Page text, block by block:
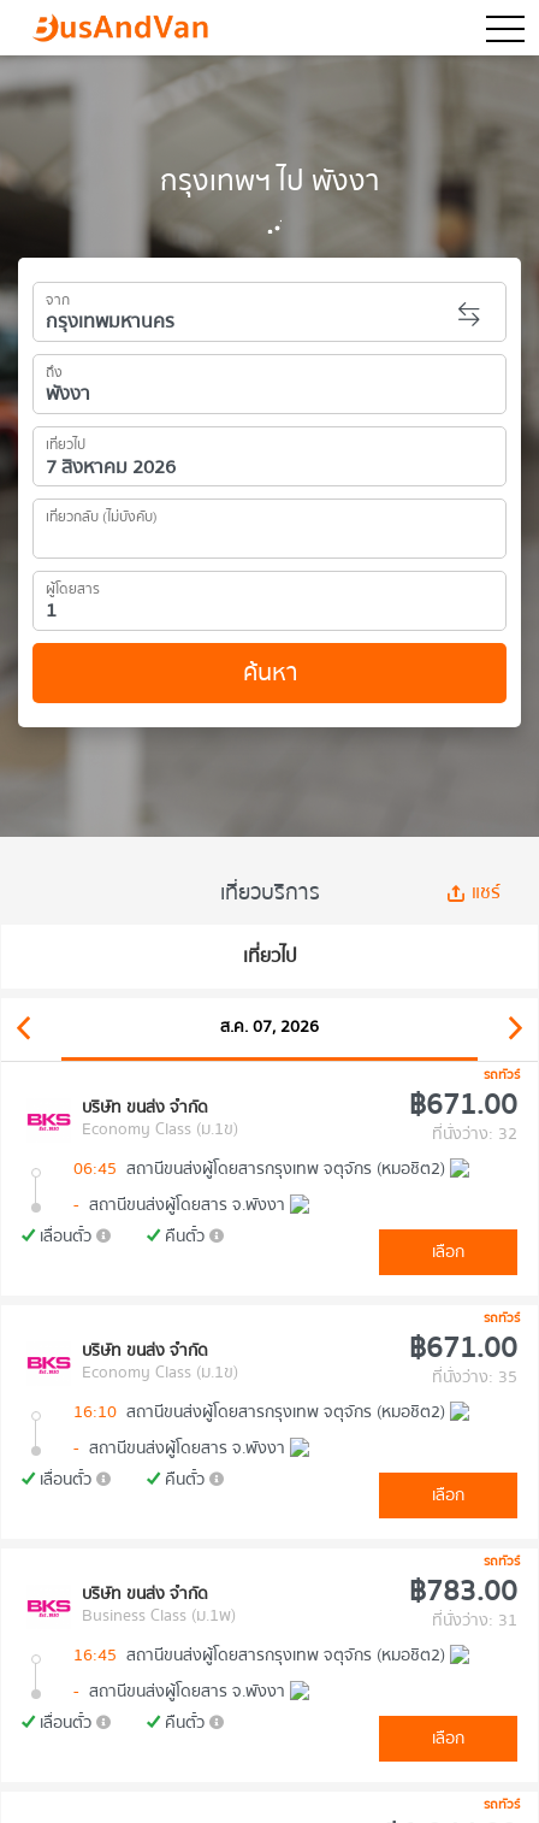
กรุงเทพฯ ไป พังงา
จาก
ถึง
เที่ยวไป
เที่ยวกลับ (ไม่บังคับ)
ผู้โดยสาร
ค้นหา
เที่ยวบริการ แชร์
เที่ยวไป
ส.ค. 07, 2026
รถทัวร์
บริษัท ขนส่ง จำกัด
Economy Class (ม.1ข)
฿671.00
ที่นั่งว่าง: 32
06:45 สถานีขนส่งผู้โดยสารกรุงเทพ จตุจักร (หมอชิต2)
- สถานีขนส่งผู้โดยสาร จ.พังงา
เลื่อนตั๋ว
คืนตั๋ว
เลือก
รถทัวร์
บริษัท ขนส่ง จำกัด
Economy Class (ม.1ข)
฿671.00
ที่นั่งว่าง: 35
16:10 สถานีขนส่งผู้โดยสารกรุงเทพ จตุจักร (หมอชิต2)
- สถานีขนส่งผู้โดยสาร จ.พังงา
เลื่อนตั๋ว
คืนตั๋ว
เลือก
รถทัวร์
บริษัท ขนส่ง จำกัด
Business Class (ม.1พ)
฿783.00
ที่นั่งว่าง: 31
16:45 สถานีขนส่งผู้โดยสารกรุงเทพ จตุจักร (หมอชิต2)
- สถานีขนส่งผู้โดยสาร จ.พังงา
เลื่อนตั๋ว
คืนตั๋ว
เลือก
รถทัวร์